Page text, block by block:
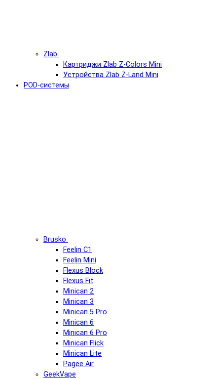
Zlab
Картриджи Zlab Z-Colors Mini
Устройства Zlab Z-Land Mini
POD-системы
Brusko
Feelin C1
Feelin Mini
Flexus Block
Flexus Fit
Minican 2
Minican 3
Minican 5 Pro
Minican 6
Minican 6 Pro
Minican Flick
Minican Lite
Pagee Air
GeekVape